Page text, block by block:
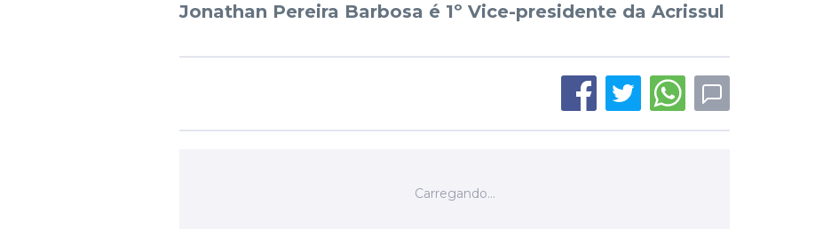
Jonathan Pereira Barbosa é 1º Vice-presidente da Acrissul